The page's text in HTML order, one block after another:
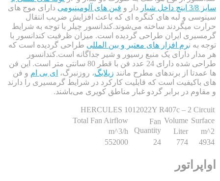
دار وفین های آلومینیومیدارای موج های
و لبه های کنگره ای که باعث افزایش ضریب انتقال
ساخته می‌شوند.کندانسور چیلر با توجه به شرایط
ایران طراحی گردیده است. میزان ظرفیت کندانسور با
نرم افزار های معتبر و بین المللیطراحی گردیده است که
دارای یک منبع رسیور و شیر جداگانه است.کندانسور
طراحی شده دارای 24 عدد فن با قطر 80 سانتی متر است. این فن
از برندهای مطرح مانند زیلابگ، روزنبرگ،ای بی ام
و فن
است که قابلیت کارکرد در شرایط گرمسیری را دارند
در برابر گردو غبار مناطق کویری می‌باشند.
HERCULES 1012022Y R407c – 2
Volume
Fan
Quantity
Total Fan Airflow
Liter
m^3/h
774
24
552000